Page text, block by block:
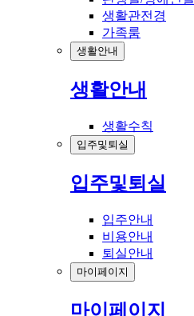
생활관전경
가족룸
생활안내
생활안내
생활수칙
입주및퇴실
입주및퇴실
입주안내
비용안내
퇴실안내
마이페이지
마이페이지